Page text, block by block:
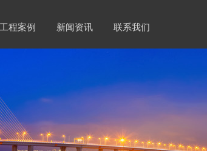
工程案例 新闻资讯 联系我们